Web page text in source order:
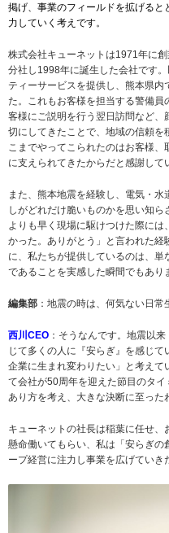
掲げ、事業のフィールドを拡げる
力していく考えです。
株式会社キューネットは1971年に
分社し1998年に誕生した会社です
ティーサービスを提供し、熊本県
た。これもお客様を担当する警備
客様にご説明を行う翌日訪問など
切にしてきたことで、地域の信頼を
こまでやってこられたのはお客様
に支えられてきたからだと感謝して
また、熊本地震を経験し、電気・
しがどれだけ脆いものかを思い知
よりも早く現場に駆けつけた際に
かった。ありがとう」と言われた
に、私たちが提供しているのは、
であることを実感した瞬間でもあり
編集部 ：地震の時は、何気ない日常
西川CEO ：そうなんです。地震以
じて多くの人に『安らぎ』を感じ
企業に生まれ変わりたい」と考えて
て会社が50周年を迎えた節目のタ
あり方を考え、大きな決断に至った
キューネットの社長は稲葉に任せ
懸命働いてもらい、私は「安らぎ
ープ経営に注力し事業を広げていき